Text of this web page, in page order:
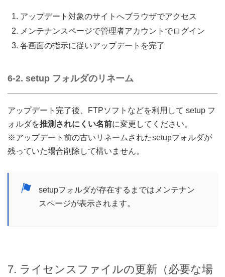
アップデート対象のサイトへブラウザでアクセス
メンテナンスページで管理者アカウントでログイン
各画面の指示に従いアップデートを完了
6-2. setup フォルダのリネーム
アップデート完了後、FTPソフトなどを利用して setup フ
ォルダを推測されにくい名前に変更してください。
※アップデート前の古いリネームされたsetupフォルダが
残っていた場合削除して構いません。
setupフォルダが存在するまではメンテナン
スページが表示されます。
7. ライセンスファイルの更新（必要な場